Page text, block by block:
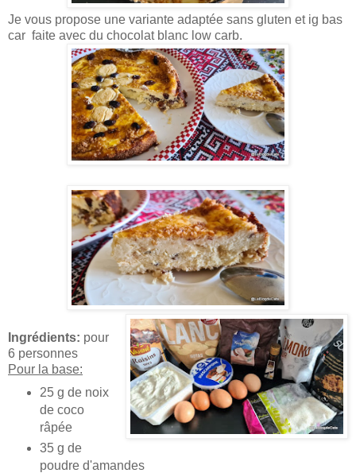
Je vous propose une variante adaptée sans gluten et ig bas
car faite avec du chocolat blanc low carb.
Ingrédients: pour
6 personnes
Pour la base:
25 g de noix
de coco
râpée
35 g de
poudre d'amandes